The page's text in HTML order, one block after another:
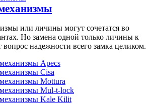
или личины могут сочетатся во
Но замена одной только личины к
надежности всего замка целиком.
Apecs
Cisa
Mottura
Mul-t-lock
Kale Kilit